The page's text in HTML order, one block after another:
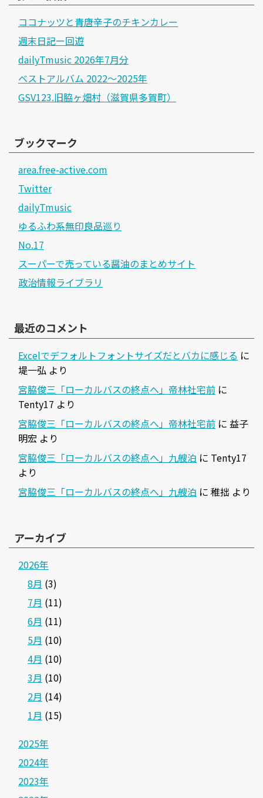
ココナッツと青唐辛子のチキンカレー
週末日記ー回遊
dailyTmusic 2026年7月分
ベストアルバム 2022～2025年
GSV123.旧脇ヶ畑村（滋賀県多賀町）
ブックマーク
area.free-active.com
Twitter
dailyTmusic
ゆるふわ系無印良品巡り
No.17
スーパーで売っている醤油のまとめサイト
政治情報ライブラリ
最近のコメント
Excelでデフォルトフォントサイズだとバカに感じる に
堤一弘 より
宮脇俊三「ローカルバスの終点へ」帝林社宅前 に
Tenty17 より
宮脇俊三「ローカルバスの終点へ」帝林社宅前 に 益子
明宏 より
宮脇俊三「ローカルバスの終点へ」九艘泊 に Tenty17
より
宮脇俊三「ローカルバスの終点へ」九艘泊 に 稚拙 より
アーカイブ
2026年
8月 (3)
7月 (11)
6月 (11)
5月 (10)
4月 (10)
3月 (10)
2月 (14)
1月 (15)
2025年
2024年
2023年